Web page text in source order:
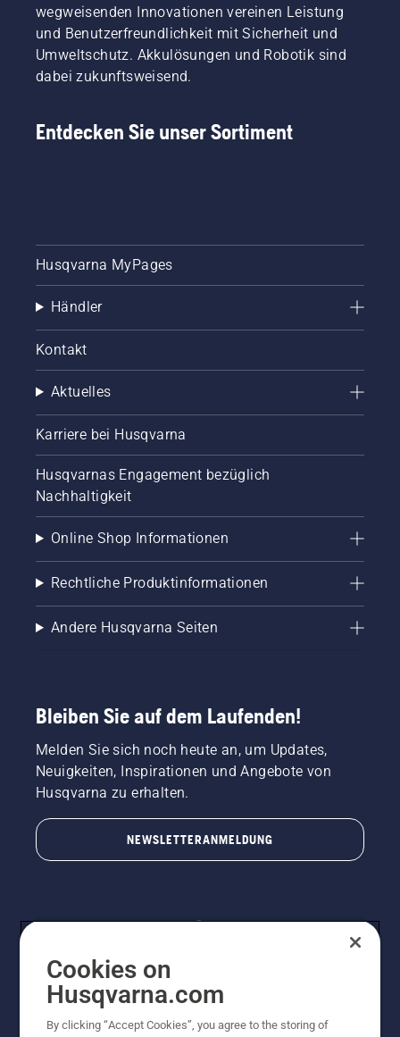
wegweisenden Innovationen vereinen Leistung
und Benutzerfreundlichkeit mit Sicherheit und
Umweltschutz. Akkulösungen und Robotik sind
dabei zukunftsweisend.
Entdecken Sie unser Sortiment
Husqvarna MyPages
Händler
Kontakt
Aktuelles
Karriere bei Husqvarna
Husqvarnas Engagement bezüglich
Nachhaltigkeit
Online Shop Informationen
Rechtliche Produktinformationen
Andere Husqvarna Seiten
Bleiben Sie auf dem Laufenden!
Melden Sie sich noch heute an, um Updates,
Neuigkeiten, Inspirationen und Angebote von
Husqvarna zu erhalten.
NEWSLETTERANMELDUNG
© Husqvarna AB (publ). Alle Rechte vorbehalten.
Cookies on
Husqvarna.com
By clicking “Accept Cookies”, you agree to the storing of